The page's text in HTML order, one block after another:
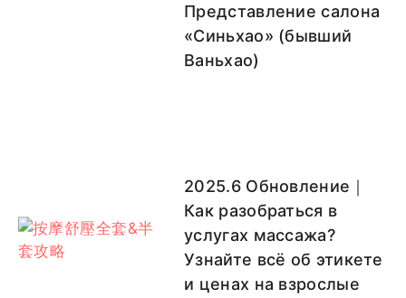
Представление салона
«Синьхао» (бывший
Ваньхао)
2025.6 Обновление｜
Как разобраться в
услугах массажа?
Узнайте всё об этикете
и ценах на взрослые